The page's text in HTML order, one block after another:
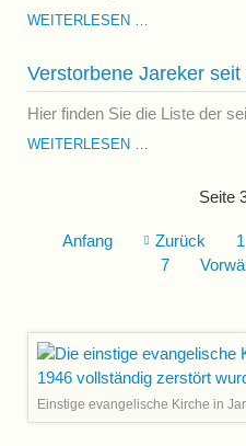
WEITERLESEN …
JAREKER
TREFFEN
AM
JUNI
Verstorbene Jareker seit
Hier finden Sie die Liste der
WEITERLESEN …
Seite
Anfang Zurück 1
7
Einstige evangelische Kirche in